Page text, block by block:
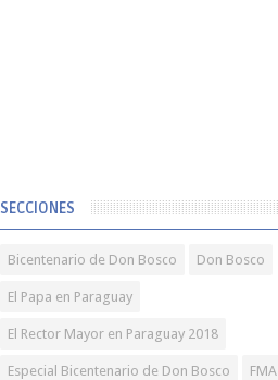
SECCIONES
Bicentenario de Don Bosco Don Bosco
El Papa en Paraguay
El Rector Mayor en Paraguay 2018
Especial Bicentenario de Don Bosco FMA